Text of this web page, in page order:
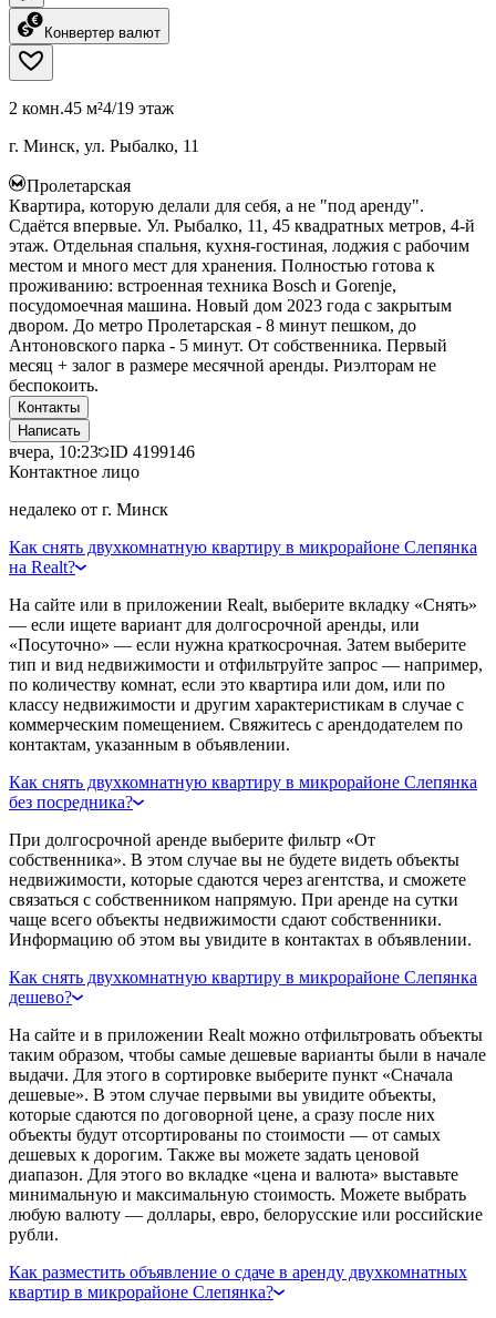
Конвертер валют
2 комн.45 м²4/19 этаж
г. Минск, ул. Рыбалко, 11
Пролетарская
Квартира, которую делали для себя, а не "под аренду".
Сдаётся впервые. Ул. Рыбалко, 11, 45 квадратных метров, 4-й
этаж. Отдельная спальня, кухня-гостиная, лоджия с рабочим
местом и много мест для хранения. Полностью готова к
проживанию: встроенная техника Bosch и Gorenje,
посудомоечная машина. Новый дом 2023 года с закрытым
двором. До метро Пролетарская - 8 минут пешком, до
Антоновского парка - 5 минут. От собственника. Первый
месяц + залог в размере месячной аренды. Риэлторам не
беспокоить.
Контакты
Написать
вчера, 10:23 ID 4199146
Контактное лицо
недалеко от г. Минск
Как снять двухкомнатную квартиру в микрорайоне Слепянка
на Realt?
На сайте или в приложении Realt, выберите вкладку «Снять»
— если ищете вариант для долгосрочной аренды, или
«Посуточно» — если нужна краткосрочная. Затем выберите
тип и вид недвижимости и отфильтруйте запрос — например,
по количеству комнат, если это квартира или дом, или по
классу недвижимости и другим характеристикам в случае с
коммерческим помещением. Свяжитесь с арендодателем по
контактам, указанным в объявлении.
Как снять двухкомнатную квартиру в микрорайоне Слепянка
без посредника?
При долгосрочной аренде выберите фильтр «От
собственника». В этом случае вы не будете видеть объекты
недвижимости, которые сдаются через агентства, и сможете
связаться с собственником напрямую. При аренде на сутки
чаще всего объекты недвижимости сдают собственники.
Информацию об этом вы увидите в контактах в объявлении.
Как снять двухкомнатную квартиру в микрорайоне Слепянка
дешево?
На сайте и в приложении Realt можно отфильтровать объекты
таким образом, чтобы самые дешевые варианты были в начале
выдачи. Для этого в сортировке выберите пункт «Сначала
дешевые». В этом случае первыми вы увидите объекты,
которые сдаются по договорной цене, а сразу после них
объекты будут отсортированы по стоимости — от самых
дешевых к дорогим. Также вы можете задать ценовой
диапазон. Для этого во вкладке «цена и валюта» выставьте
минимальную и максимальную стоимость. Можете выбрать
любую валюту — доллары, евро, белорусские или российские
рубли.
Как разместить объявление о сдаче в аренду двухкомнатных
квартир в микрорайоне Слепянка?